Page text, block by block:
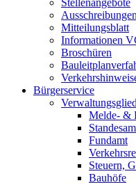
Stellenangebote
Ausschreibungen
Mitteilungsblatt
Informationen
Broschüren
Bürgerservice
Melde- &
Fundamt
Steuern,
Bauhöfe